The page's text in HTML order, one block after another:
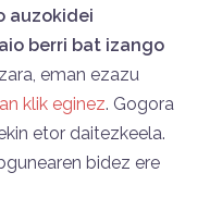
auzokidei
berri bat izango
eman ezazu
klik eginez. Gogora
etor daitezkeela.
bidez ere